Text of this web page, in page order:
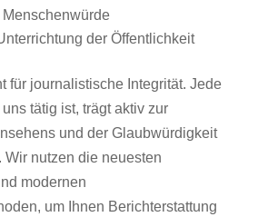
der Öffentlichkeit
für journalistische Integrität. Jede
tätig ist, trägt aktiv zur
und der Glaubwürdigkeit
Wir nutzen die neuesten
modernen
um Ihnen Berichterstattung